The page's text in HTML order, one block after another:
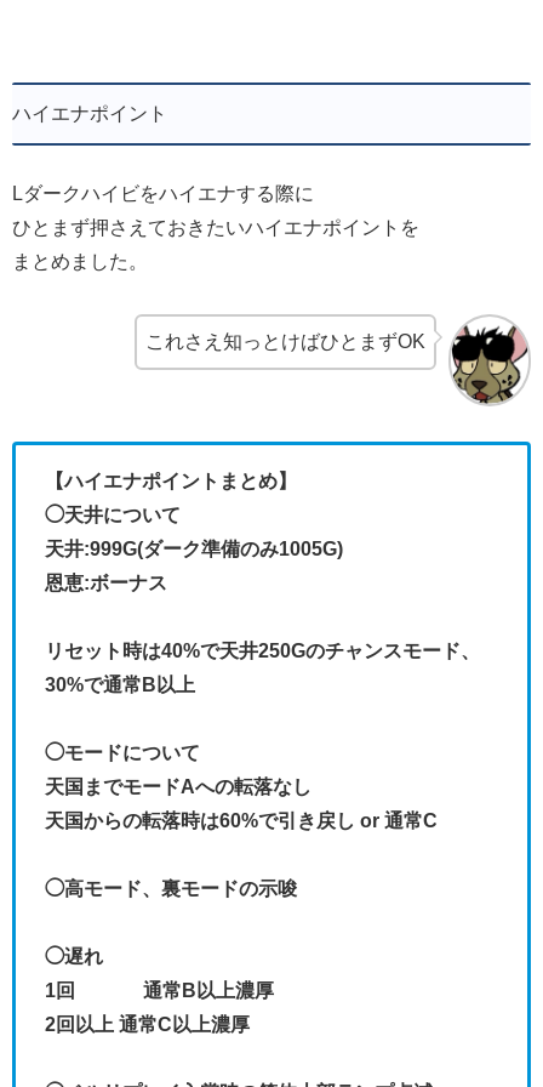
ハイエナポイント
Lダークハイビをハイエナする際に
ひとまず押さえておきたいハイエナポイントを
まとめました。
これさえ知っとけばひとまずOK
【ハイエナポイントまとめ】
◯天井について
天井:999G(ダーク準備のみ1005G)
恩恵:ボーナス
リセット時は40%で天井250Gのチャンスモード、
30%で通常B以上
◯モードについて
天国までモードAへの転落なし
天国からの転落時は60%で引き戻し or 通常C
◯高モード、裏モードの示唆
◯遅れ
1回 通常B以上濃厚
2回以上 通常C以上濃厚